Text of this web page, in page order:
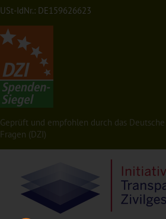
USt-IdNr.: DE159626623
Geprüft und empfohlen durch das
Fragen (DZI)